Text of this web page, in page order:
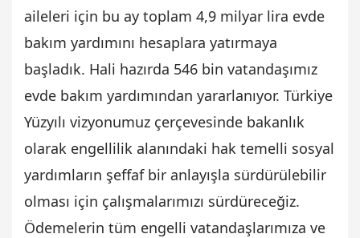
aileleri için bu ay toplam 4,9 milyar lira evde
bakım yardımını hesaplara yatırmaya
başladık. Hali hazırda 546 bin vatandaşımız
evde bakım yardımından yararlanıyor. Türkiye
Yüzyılı vizyonumuz çerçevesinde bakanlık
olarak engellilik alanındaki hak temelli sosyal
yardımların şeffaf bir anlayışla sürdürülebilir
olması için çalışmalarımızı sürdüreceğiz.
Ödemelerin tüm engelli vatandaşlarımıza ve